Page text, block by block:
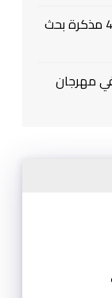
سقوط (الإمبراطور) بعد مطاردة متيرة و40 مذكرة بحث
مهرجان